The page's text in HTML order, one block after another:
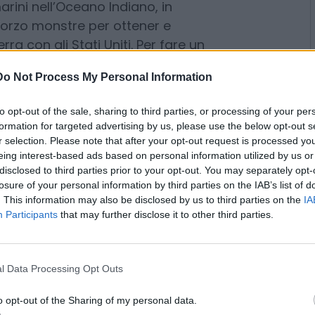
Not Process My Personal Information
opt-out of the sale, sharing to third parties, or processing of your
for targeted advertising by us, please use the below opt-out
selection. Please note that after your opt-out request is processed
interest-based ads based on personal information utilized by us
to third parties prior to your opt-out. You may separately
of your personal information by third parties on the IAB’s list of
This information may also be disclosed by us to third parties on the
Participants that may further disclose it to other third parties.
Data Processing Opt Outs
opt-out of the Sharing of my personal data.
avanti una vastissima
nell’Oceano Indiano, in
monstre per ottener e
con gli Stati Uniti. Per fare un
Fang Hong 3, collegata alla
i fondali vicino a Filippine,
di Taiwan e di Guam,
strategica dotata di